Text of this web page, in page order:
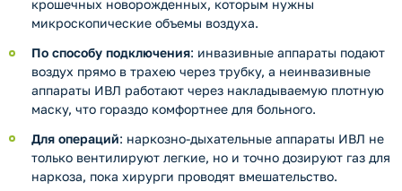
крошечных новорожденных, которым нужны
микроскопические объемы воздуха.
По способу подключения: инвазивные аппараты подают
воздух прямо в трахею через трубку, а неинвазивные
аппараты ИВЛ работают через накладываемую плотную
маску, что гораздо комфортнее для больного.
Для операций: наркозно-дыхательные аппараты ИВЛ не
только вентилируют легкие, но и точно дозируют газ для
наркоза, пока хирурги проводят вмешательство.